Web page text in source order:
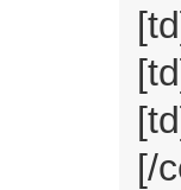
[/